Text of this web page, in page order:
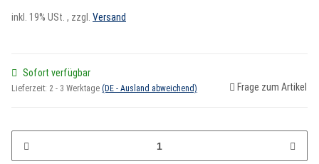
inkl. 19% USt. , zzgl. Versand
Sofort verfügbar
Lieferzeit: 2 - 3 Werktage (DE - Ausland abweichend) Frage zum Artikel